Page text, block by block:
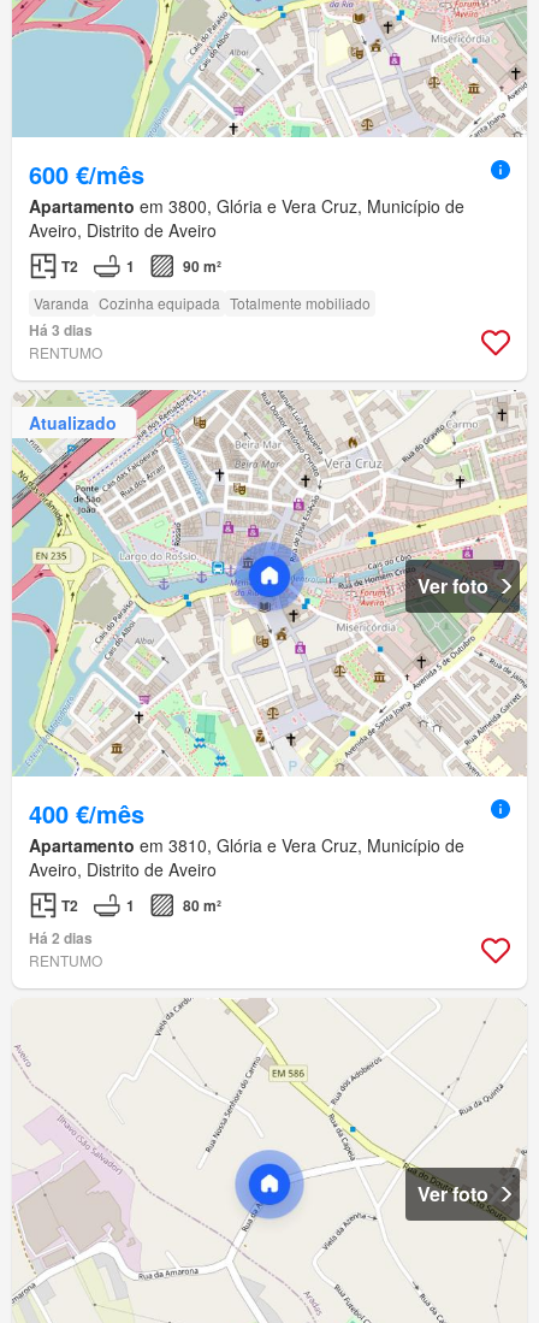
600 €/mês
Apartamento em 3800, Glória e Vera Cruz, Município de
Aveiro, Distrito de Aveiro
T2 1 90 m²
Varanda Cozinha equipada Totalmente mobiliado
Há 3 dias
RENTUMO
Atualizado
Ver foto
400 €/mês
Apartamento em 3810, Glória e Vera Cruz, Município de
Aveiro, Distrito de Aveiro
T2 1
80 m²
Há 2 dias
RENTUMO
Ver foto